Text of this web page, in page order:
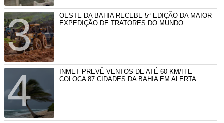
OESTE DA BAHIA RECEBE 5ª EDIÇÃO DA MAIOR
EXPEDIÇÃO DE TRATORES DO MUNDO
INMET PREVÊ VENTOS DE ATÉ 60 KM/H E
COLOCA 87 CIDADES DA BAHIA EM ALERTA